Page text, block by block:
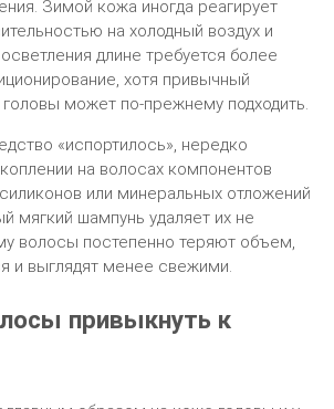
Зимой кожа иногда реагирует
на холодный воздух и
длине требуется более
хотя привычный
может по-прежнему подходить.
«испортилось», нередко
на волосах компонентов
или минеральных отложений
мягкий шампунь удаляет их не
волосы постепенно теряют объем,
и выглядят менее свежими.
привыкнуть к